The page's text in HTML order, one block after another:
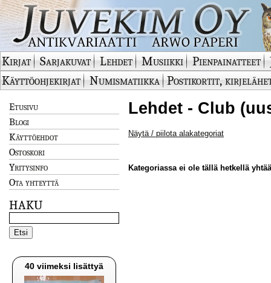
Kirjat Sarjakuvat Lehdet Musiikki Pienpainatteet
Käyttöohjekirjat
Numismatiikka Postikortit,
Etusivu
Blogi
Käyttöehdot
Ostoskori
Yritysinfo
Ota yhteyttä
HAKU
40 viimeksi lisättyä
Lehdet - Club
Näytä / piilota alakategoriat
Kategoriassa ei ole tällä hetkellä